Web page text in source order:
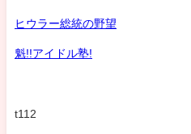
ヒウラー総統の野望
魁!!アイドル塾!
t112